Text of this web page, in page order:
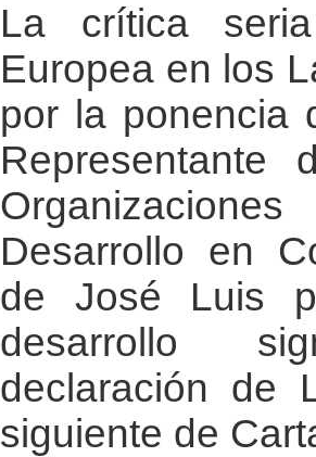
La crítica
Europea en los
por la ponencia
Representante
Desarrollo en
de José Luis
desarrollo
declaración de
siguiente de